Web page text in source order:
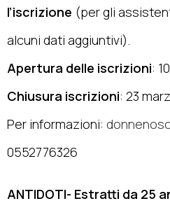
l’iscrizione (per gli
alcuni dati aggiuntivi).
Apertura delle iscrizioni:
Chiusura iscrizioni: 23
Per informazioni:
0552776326
ANTIDOTI- Estratti da 25